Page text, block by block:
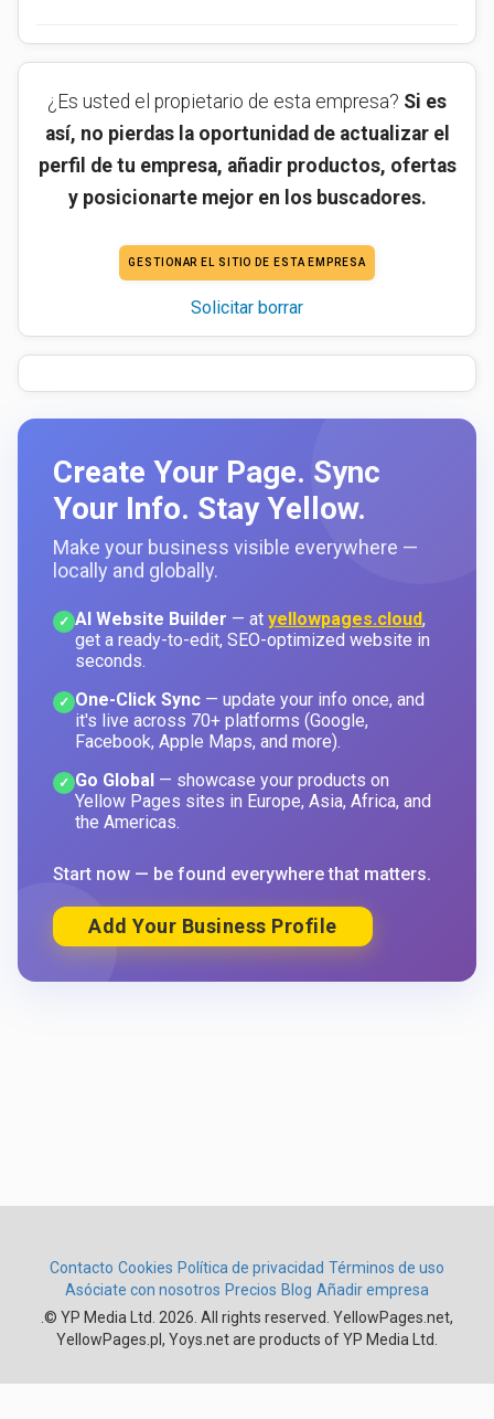
¿Es usted el propietario de esta empresa? Si es
así, no pierdas la oportunidad de actualizar el
perfil de tu empresa, añadir productos, ofertas
y posicionarte mejor en los buscadores.
GESTIONAR EL SITIO DE ESTA EMPRESA
Solicitar borrar
Create Your Page. Sync
Your Info. Stay Yellow.
Make your business visible everywhere —
locally and globally.
✓ AI Website Builder — at yellowpages.cloud,
get a ready-to-edit, SEO-optimized website in
seconds.
✓ One-Click Sync — update your info once, and
it's live across 70+ platforms (Google,
Facebook, Apple Maps, and more).
✓ Go Global — showcase your products on
Yellow Pages sites in Europe, Asia, Africa, and
the Americas.
Start now — be found everywhere that matters.
Add Your Business Profile
Contacto Cookies Política de privacidad Términos de uso
Asóciate con nosotros Precios Blog Añadir empresa
© YP Media Ltd. 2026. All rights reserved. YellowPages.net,
YellowPages.pl, Yoys.net are products of YP Media Ltd.